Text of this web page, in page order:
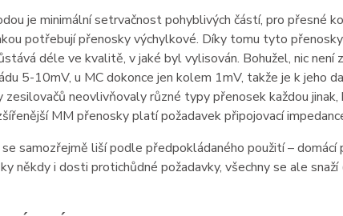
je minimální setrvačnost pohyblivých částí, pro přesné
potřebují přenosky výchylkové. Díky tomu tyto
déle ve kvalitě, v jaké byl vylisován. Bohužel, nic
5-10mV, u MC dokonce jen kolem 1mV, takže je k jeho
zesilovačů neovlivňovaly různé typy přenosek každou
MM přenosky platí požadavek připojovací
samozřejmě liší podle předpokládaného použití – domácí
někdy i dosti protichůdné požadavky, všechny se ale